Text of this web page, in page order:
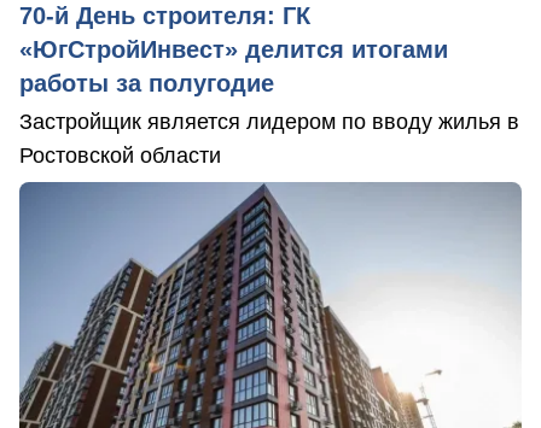
70-й День строителя: ГК
«ЮгСтройИнвест» делится итогами
работы за полугодие
Застройщик является лидером по вводу жилья в
Ростовской области